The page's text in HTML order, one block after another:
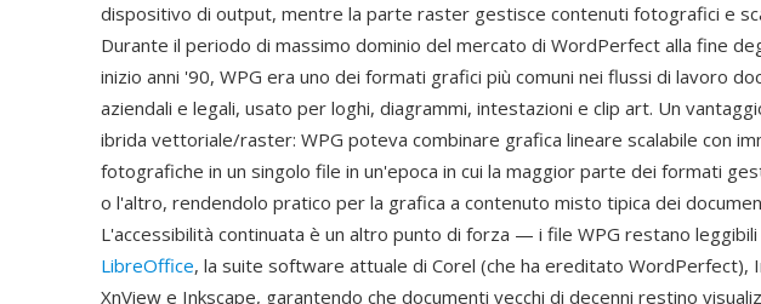
dispositivo di output, mentre la parte raster gestisce contenuti fotografici e
Durante il periodo di massimo dominio del mercato di WordPerfect alla fine
inizio anni '90, WPG era uno dei formati grafici più comuni nei flussi di lavoro
aziendali e legali, usato per loghi, diagrammi, intestazioni e clip art. Un
ibrida vettoriale/raster: WPG poteva combinare grafica lineare scalabile con
fotografiche in un singolo file in un'epoca in cui la maggior parte dei formati
o l'altro, rendendolo pratico per la grafica a contenuto misto tipica dei
L'accessibilità continuata è un altro punto di forza — i file WPG restano leggibili
LibreOffice, la suite software attuale di Corel (che ha ereditato WordPerfect),
XnView e Inkscape, garantendo che documenti vecchi di decenni restino